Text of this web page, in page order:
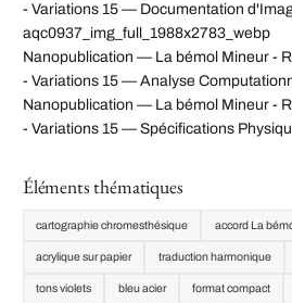
- Variations 15 — Documentation
aqc0937_img_full_1988x2783_webp
Nanopublication — La bémol Mineur -
- Variations 15 — Analyse
Nanopublication — La bémol Mineur -
- Variations 15 — Spécifications
Éléments thématiques
cartographie chromesthésique accord La
acrylique sur papier traduction harmonique
tons violets bleu acier format compact